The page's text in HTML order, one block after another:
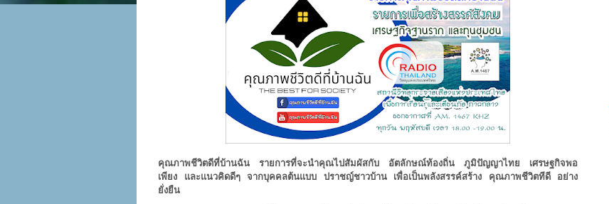
คุณภาพชีวิตดีที่บ้านฉัน รายการที่จะนำคุณไปสัมผัสกับ อัตลักษณ์ท้องถิ่น ภูมิปัญญาไทย เศรษฐกิจพอ
เพียง และแนวคิดดีๆ จากบุคคลต้นแบบ ปราชญ์ชาวบ้าน เพื่อเป็นพลังสรรค์สร้าง คุณภาพชีวิตทีดี อย่าง
ยั่งยืน